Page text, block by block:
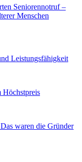
Seniorennotruf –
Menschen
Leistungsfähigkeit
Höchstpreis
waren die Gründer